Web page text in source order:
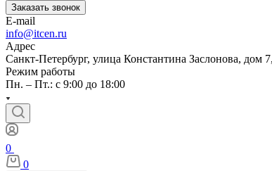
Заказать звонок
E-mail
info@itcen.ru
Адрес
Санкт-Петербург, улица Константина Заслонова,
Режим работы
Пн. – Пт.: с 9:00 до 18:00
0
0